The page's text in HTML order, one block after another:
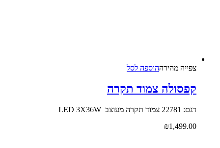
צפייה‬ ‫מהירה‬הוספה לסל
קפסולה צמוד תקרה
דגם: 22781 צמוד תקרה מעוצב LED 3X36W
₪1,499.00